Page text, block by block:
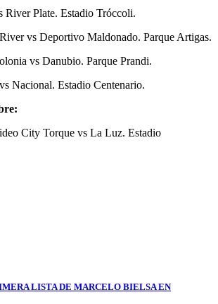
River Plate. Estadio Tróccoli.
vs Deportivo Maldonado. Parque Artigas.
vs Danubio. Parque Prandi.
Nacional. Estadio Centenario.
City Torque vs La Luz. Estadio
LISTA DE MARCELO BIELSA EN